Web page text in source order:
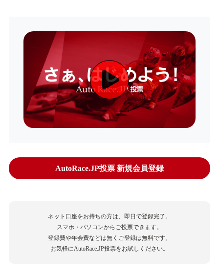
AutoRace.JP投票 新規会員登録
ネット口座をお持ちの方は、即日で登録完了。
スマホ・パソコンからご投票できます。
登録費や年会費などは無くご登録は無料です。
お気軽にAutoRace.JP投票をお試しください。